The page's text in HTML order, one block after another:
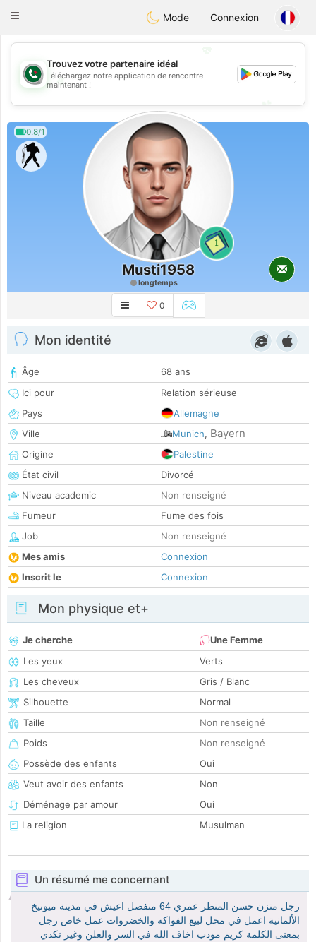
Weshrak
Toggle
Mode Connexion
💖
💕
Trouvez votre partenaire idéal
Téléchargez notre application de rencontre
maintenant !
0.8/1
1
Musti1958
longtemps
0
Mon identité
Âge
68 ans
Ici pour
Relation sérieuse
Pays
Allemagne
Ville
Munich, Bayern
Origine
Palestine
État civil
Divorcé
Niveau academic
Non renseigné
Fumeur
Fume des fois
Job
Non renseigné
Mes amis
Connexion
Inscrit le
Connexion
Mon physique et+
Je cherche
Une Femme
Les yeux
Verts
Les cheveux
Gris / Blanc
Silhouette
Normal
Taille
Non renseigné
Poids
Non renseigné
Possède des enfants
Oui
Veut avoir des enfants
Non
Déménage par amour
Oui
La religion
Musulman
Un résumé me concernant
رجل متزن حسن المنظر عمري 64 منفصل اعيش في مدينة ميونيخ
الألمانية اعمل في محل لبيع الفواكه والخضروات عمل خاص رجل
بمعنى الكلمة كريم مودب اخاف الله في السر والعلن وغير نكدي